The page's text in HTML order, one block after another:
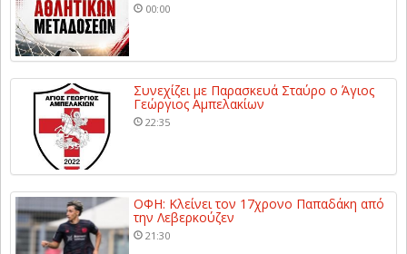
00:00
Συνεχίζει με Παρασκευά Σταύρο ο Άγιος
Γεώργιος Αμπελακίων
22:35
ΟΦΗ: Κλείνει τον 17χρονο Παπαδάκη από
την Λεβερκούζεν
21:30